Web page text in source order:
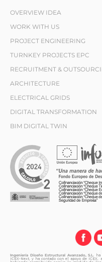
OVERVIEW IDEA
WORK WITH US
PROJECT ENGINEERING
TURNKEY PROJECTS EPC
RECRUITMENT &
ARCHITECTURE
ELECTRICAL GRIDS
DIGITAL TRANSFORMATION
BIM DIGITAL TWIN
Ingeniería Diseño Estructural Avanzado, S.L. ha
ICEX-Next, y ha contado con el apoyo de